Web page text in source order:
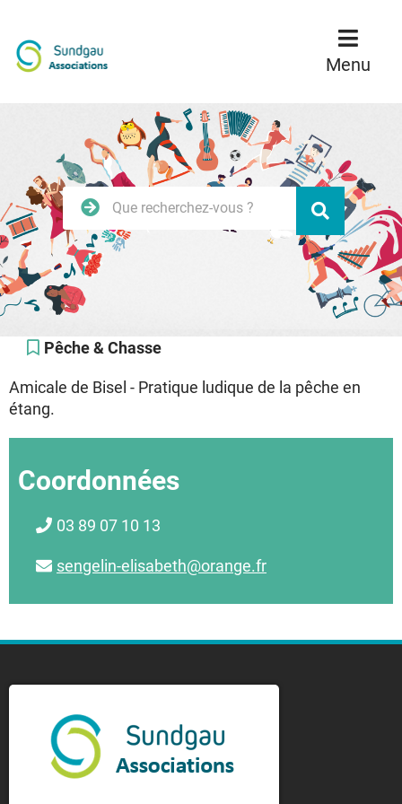
Menu
Rechercher
sur
le
site
Valider
Pêche & Chasse
Amicale de Bisel - Pratique ludique de la pêche en
étang.
Coordonnées
03 89 07 10 13
sengelin-elisabeth@orange.fr